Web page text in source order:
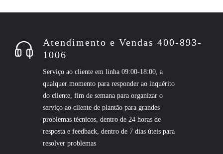
Atendimento e Vendas 400-893-
1006
Serviço ao cliente em linha 09:00-18:00, a
qualquer momento para responder ao inquérito
do cliente, fim de semana para organizar o
serviço ao cliente de plantão para grandes
problemas técnicos, dentro de 24 horas de
resposta e feedback, dentro de 7 dias úteis para
resolver problemas